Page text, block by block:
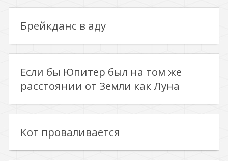
Брейкданс в аду
Если бы Юпитер был на том же
расстоянии от Земли как Луна
Кот проваливается